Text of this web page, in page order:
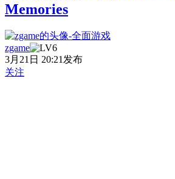
Memories
zgame
3月21日 20:21发布
关注